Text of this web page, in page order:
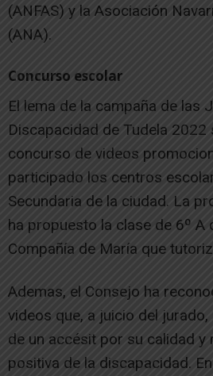
(ANFAS) y la Asociación
(ANA).
Concurso escolar
El lema de la campaña de las
Discapacidad de Tudela 2022
concurso de videos
participado los centros
Secundaria de la ciudad. La
ha propuesto la clase de 6º A
Compañía de María que
Ademas, el Consejo ha
videos que, a juicio del
de un accésit por su calidad y
positiva de la discapacidad.